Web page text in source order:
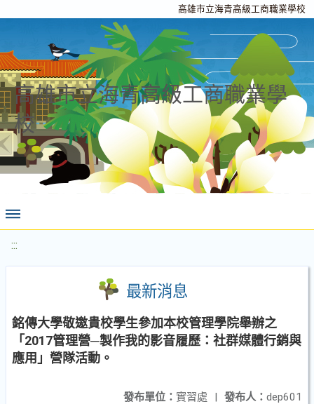
高雄市立海青高級工商職業學校
高雄市立海青高級工商職業學
校
:::
最新消息
銘傳大學敬邀貴校學生參加本校管理學院舉辦之
「2017管理營─製作我的影音履歷：社群媒體行銷與
應用」營隊活動。
發布人： dep601
發布單位： 實習處 |